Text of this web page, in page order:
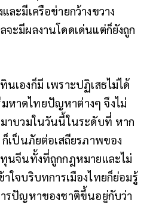
ละมีเครือข่ายกว้างขวาง
ะมีผลงานโดดเด่นแต่ก็ยังถูก
เองก็มี เพราะปฏิเสธไม่ได้
หาดไทยปัญหาต่างๆ จึงไม่
าบวมในวันนี้ในระดับที่ หาก
ก็เป็นภัยต่อเสถียรภาพของ
นจีนทั้งที่ถูกกฎหมายและไม่
าใจบริบทการเมืองไทยก็ย่อมรู้
ารปัญหาของชาติขึ้นอยู่กับว่า